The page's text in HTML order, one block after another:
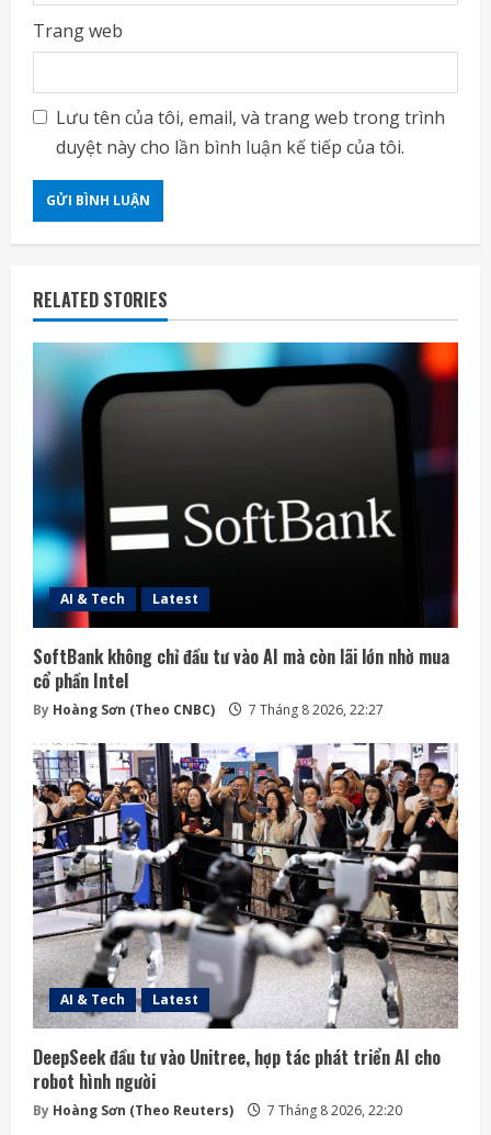
Trang web
Lưu tên của tôi, email, và trang web trong trình
duyệt này cho lần bình luận kế tiếp của tôi.
RELATED STORIES
AI & Tech Latest
SoftBank không chỉ đầu tư vào AI mà còn lãi lớn nhờ mua
cổ phần Intel
By Hoàng Sơn (Theo CNBC) 7 Tháng 8 2026, 22:27
AI & Tech Latest
DeepSeek đầu tư vào Unitree, hợp tác phát triển AI cho
robot hình người
By Hoàng Sơn (Theo Reuters) 7 Tháng 8 2026, 22:20